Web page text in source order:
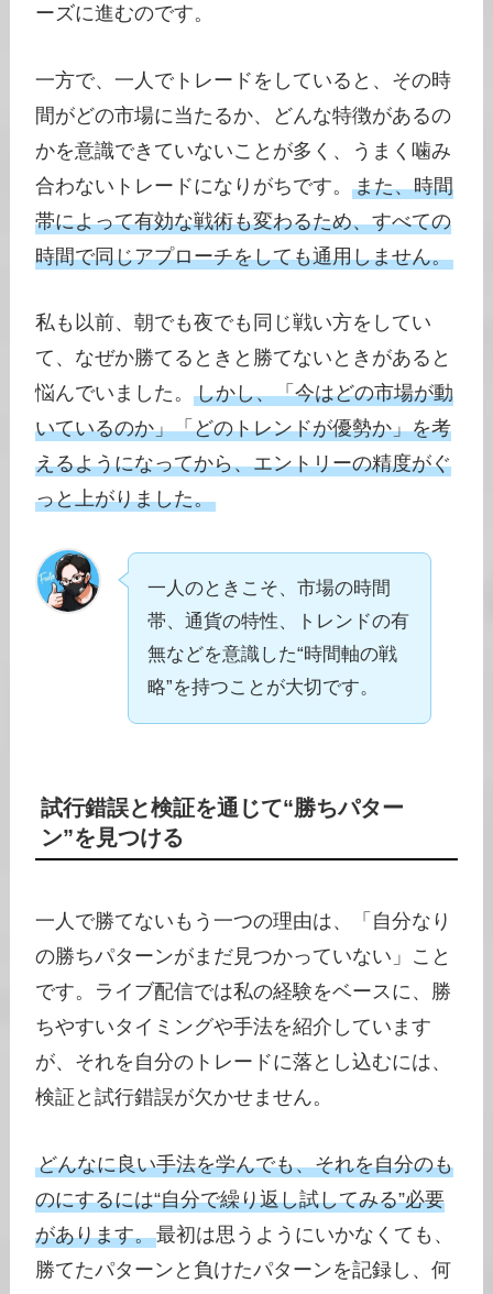
ーズに進むのです。
一方で、一人でトレードをしていると、その時
間がどの市場に当たるか、どんな特徴があるの
かを意識できていないことが多く、うまく噛み
合わないトレードになりがちです。また、時間
帯によって有効な戦術も変わるため、すべての
時間で同じアプローチをしても通用しません。
私も以前、朝でも夜でも同じ戦い方をしてい
て、なぜか勝てるときと勝てないときがあると
悩んでいました。しかし、「今はどの市場が動
いているのか」「どのトレンドが優勢か」を考
えるようになってから、エントリーの精度がぐ
っと上がりました。
一人のときこそ、市場の時間
帯、通貨の特性、トレンドの有
無などを意識した“時間軸の戦
略”を持つことが大切です。
試行錯誤と検証を通じて“勝ちパター
ン”を見つける
一人で勝てないもう一つの理由は、「自分なり
の勝ちパターンがまだ見つかっていない」こと
です。ライブ配信では私の経験をベースに、勝
ちやすいタイミングや手法を紹介しています
が、それを自分のトレードに落とし込むには、
検証と試行錯誤が欠かせません。
どんなに良い手法を学んでも、それを自分のも
のにするには“自分で繰り返し試してみる”必要
があります。最初は思うようにいかなくても、
勝てたパターンと負けたパターンを記録し、何